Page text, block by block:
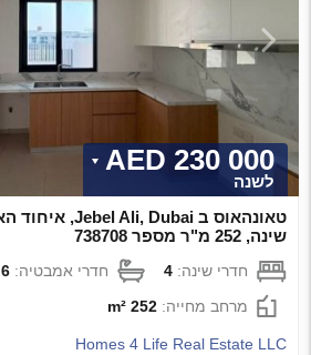
230 000 AED
לשנה
שינה, 252 מ"ר מספר 738708
חדרי שינה:4 חדרי אמבטיה:6
מרחב מחייה:252 m²
Homes 4 Life Real Estate LLC